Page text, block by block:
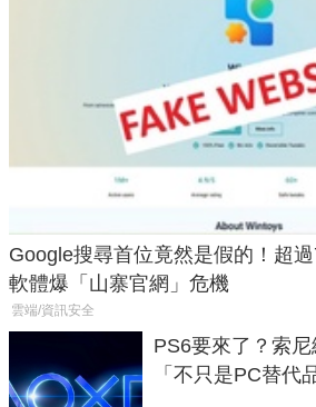
Google搜尋首位竟然是假的！超
軟體爆「山寨官網」危機
雲端/資訊安全
PS6要來了？索
「不只是PC替代